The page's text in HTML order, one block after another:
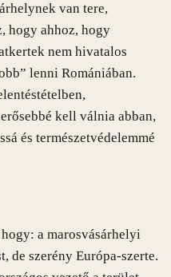
van tere,
hogy ahhoz, hogy
nem hivatalos
lenni Romániában.
kell válnia abban,
és természetvédelemmé
a marosvásárhelyi
de szerény Európa-szerte.